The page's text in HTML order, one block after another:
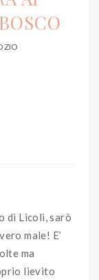
di Licoli, sarò
male! E’
ma
lievito